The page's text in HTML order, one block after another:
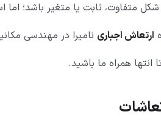
شکل متفاوت، ثابت یا متغیر باشد؛
ارتعاش اجباری نامیرا در مهندسی
انتها همراه ما باشید.